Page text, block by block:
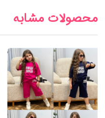
محصولات مشابه